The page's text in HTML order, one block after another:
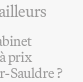
prix
Sauldre ?